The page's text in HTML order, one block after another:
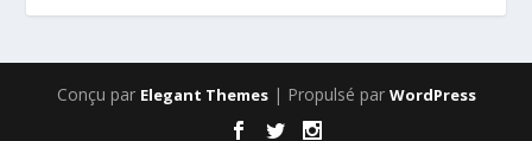
Conçu par Elegant Themes| Propulsé par WordPress